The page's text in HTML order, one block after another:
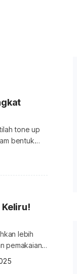
tone up
bentuk
Keliru!
lebih
pemakaian
efektivitas